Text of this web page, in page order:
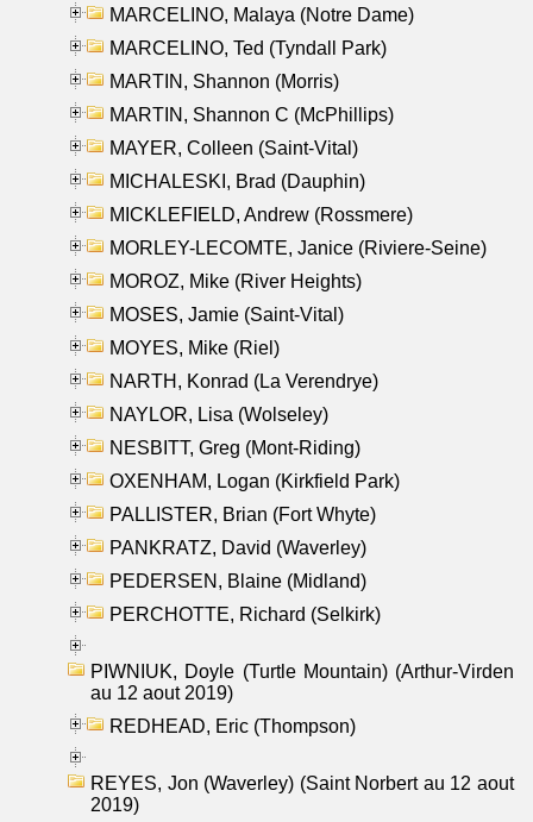
MARCELINO, Malaya (Notre Dame)
MARCELINO, Ted (Tyndall Park)
MARTIN, Shannon (Morris)
MARTIN, Shannon C (McPhillips)
MAYER, Colleen (Saint-Vital)
MICHALESKI, Brad (Dauphin)
MICKLEFIELD, Andrew (Rossmere)
MORLEY-LECOMTE, Janice (Riviere-Seine)
MOROZ, Mike (River Heights)
MOSES, Jamie (Saint-Vital)
MOYES, Mike (Riel)
NARTH, Konrad (La Verendrye)
NAYLOR, Lisa (Wolseley)
NESBITT, Greg (Mont-Riding)
OXENHAM, Logan (Kirkfield Park)
PALLISTER, Brian (Fort Whyte)
PANKRATZ, David (Waverley)
PEDERSEN, Blaine (Midland)
PERCHOTTE, Richard (Selkirk)
PIWNIUK, Doyle (Turtle Mountain) (Arthur-Virden
au 12 aout 2019)
REDHEAD, Eric (Thompson)
REYES, Jon (Waverley) (Saint Norbert au 12 aout
2019)